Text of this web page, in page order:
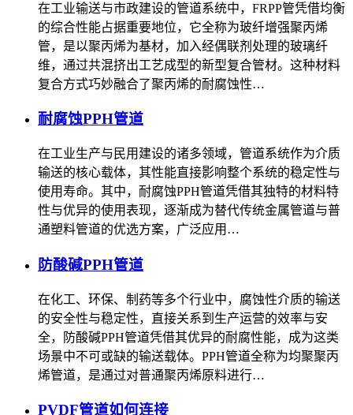
在工业输送与市政建设的管道系统中，FRPP管凭借均衡
的综合性能占据重要地位，它全称为玻纤增强聚丙烯
管，是以聚丙烯为基材，加入经偶联剂处理的玻璃纤
维，通过共混挤出工艺成型的新型复合管材。这种材料
复合方式巧妙融合了聚丙烯的耐腐蚀性…
耐腐蚀PPH管道
在工业生产与民用建设的诸多领域，管道系统作为介质
输送的核心载体，其性能直接影响整个系统的稳定性与
使用寿命。其中，耐腐蚀PPH管道凭借其独特的材料特
性与优异的使用表现，逐渐成为替代传统金属管道与普
通塑料管道的优选方案，广泛应用…
防酸碱PPH管道
在化工、环保、制药等多个行业中，腐蚀性介质的输送
的安全性与稳定性，直接关系到生产运营的效率与安
全，防酸碱PPH管道凭借其优异的耐腐性能，成为这类
场景中不可或缺的输送载体。PPH管道全称为均聚聚丙
烯管道，是通过对普通聚丙烯原料进行…
PVDF管道如何连接